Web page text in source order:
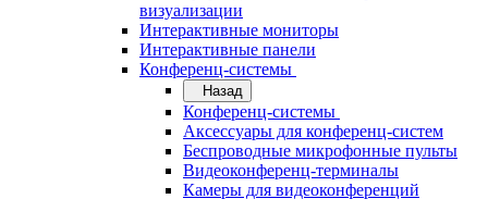
визуализации
Интерактивные мониторы
Интерактивные панели
Конференц-системы
Назад
Конференц-системы
Аксессуары для конференц-систем
Беспроводные микрофонные пульты
Видеоконференц-терминалы
Камеры для видеоконференций